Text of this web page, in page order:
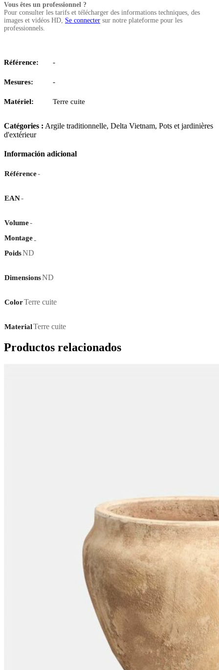
Vous êtes un professionnel ?
Pour consulter les tarifs et télécharger des informations techniques, des
images et vidéos HD, Se connecter sur notre plateforme pour les
professionnels.
Référence: -
Mesures: -
Matériel: Terre cuite
Catégories : Argile traditionnelle, Delta Vietnam, Pots et jardinières
d'extérieur
Información adicional
Référence-
EAN-
Volume-
Montage-
PoidsND
DimensionsND
ColorTerre cuite
MaterialTerre cuite
Productos relacionados